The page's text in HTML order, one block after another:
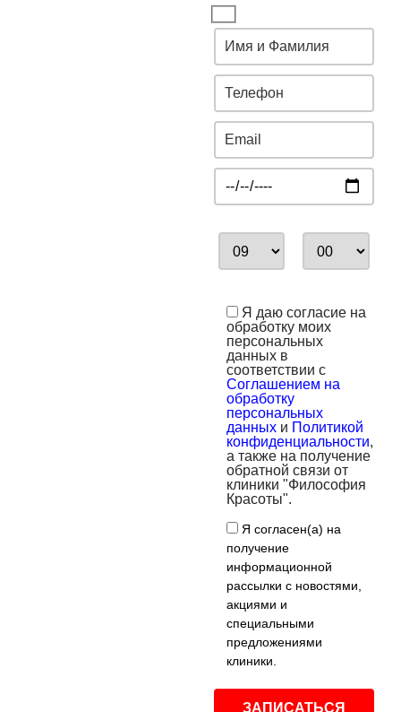
Я даю согласие на
обработку моих
персональных
данных в
соответствии с
Соглашением на
обработку
персональных
данных и Политикой
конфиденциальности,
а также на получение
обратной связи от
клиники "Философия
Красоты".
Я согласен(а) на
получение
информационной
рассылки с новостями,
акциями и
специальными
предложениями
клиники.